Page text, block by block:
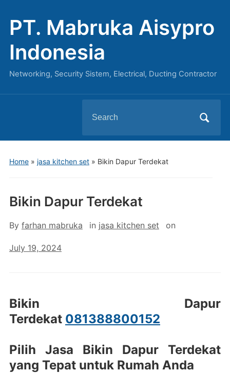
PT. Mabruka Aisypro
Indonesia
Networking, Security Sistem, Electrical, Ducting Contractor
for:
Home» jasa kitchen set» Bikin Dapur Terdekat
Bikin Dapur Terdekat
By farhan mabruka in jasa kitchen set on
July 19, 2024
Bikin Dapur
Terdekat 081388800152
Pilih Jasa Bikin Dapur Terdekat
yang Tepat untuk Rumah Anda